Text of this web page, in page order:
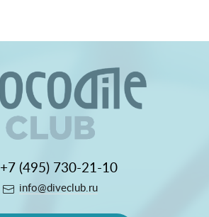
+7 (495) 730-21-10
info@diveclub.ru